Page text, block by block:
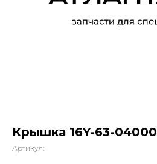
Крышка 16Y-63-04000
Артикул: